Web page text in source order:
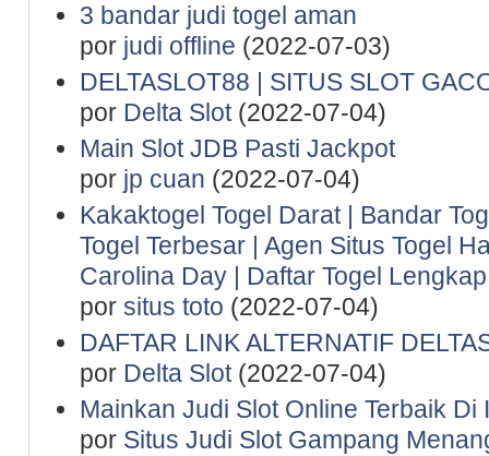
3 bandar judi togel aman
por judi offline (2022-07-03)
DELTASLOT88 | SITUS SLOT
por Delta Slot(2022-07-04)
Main Slot JDB Pasti Jackpot
por jp cuan (2022-07-04)
Kakaktogel Togel Darat | Bandar
Togel Terbesar | Agen Situs Togel
Carolina Day | Daftar Togel
por situs toto (2022-07-04)
DAFTAR LINK ALTERNATIF
por Delta Slot(2022-07-04)
Mainkan Judi Slot Online Terbaik Di
por Situs Judi Slot Gampang